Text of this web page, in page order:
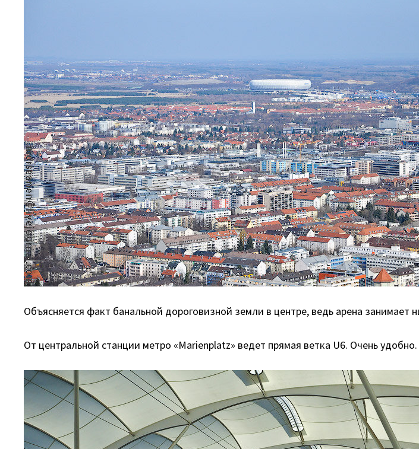
Объясняется факт банальной дороговизной земли в центре, ведь арена занимает
От центральной станции метро «Marienplatz» ведет прямая ветка U6. Очень